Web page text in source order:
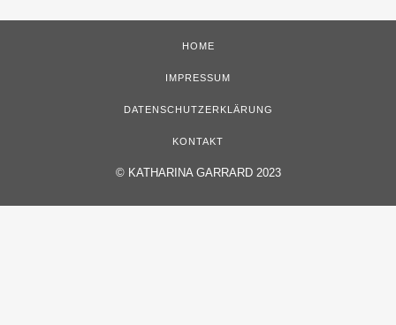
HOME
IMPRESSUM
DATENSCHUTZERKLÄRUNG
KONTAKT
© KATHARINA GARRARD 2023